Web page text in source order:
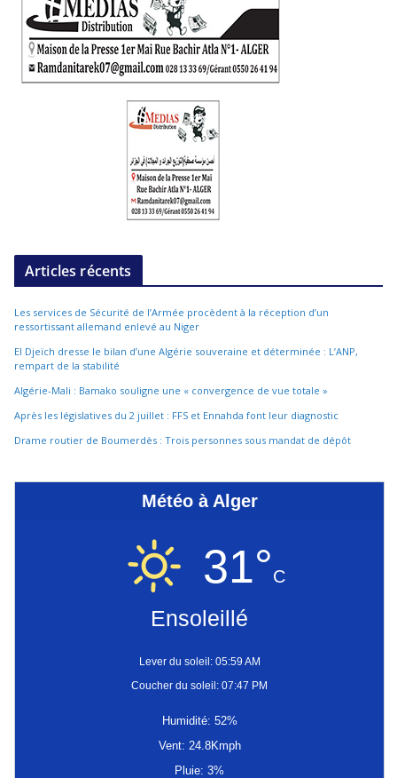
Articles récents
Les services de Sécurité de l’Armée procèdent à la réception d’un
ressortissant allemand enlevé au Niger
El Djeïch dresse le bilan d’une Algérie souveraine et déterminée : L’ANP,
rempart de la stabilité
Algérie-Mali : Bamako souligne une « convergence de vue totale »
Après les législatives du 2 juillet : FFS et Ennahda font leur diagnostic
Drame routier de Boumerdès : Trois personnes sous mandat de dépôt
Météo à Alger
31°C
Ensoleillé
Lever du soleil: 05:59 AM
Coucher du soleil: 07:47 PM
Humidité: 52%
Vent: 24.8Kmph
Pluie: 3%